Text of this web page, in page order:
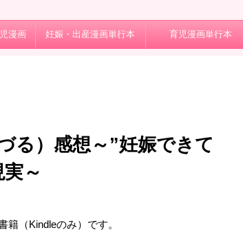
漫画 妊娠・出産漫画単行本 育児漫画単行本
る）感想～”妊娠できて
～
（Kindleのみ）です。